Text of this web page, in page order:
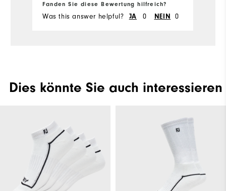
Fanden Sie diese Bewertung hilfreich?
Was this answer helpful? JA 0 NEIN 0
Dies könnte Sie auch interessieren